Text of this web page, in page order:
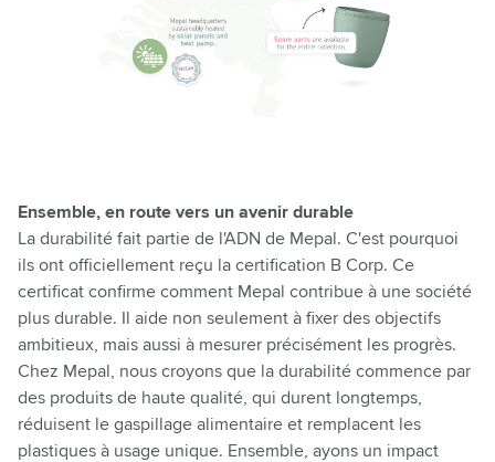
Ensemble, en route vers un avenir durable
La durabilité fait partie de l'ADN de Mepal. C'est pourquoi
ils ont officiellement reçu la certification B Corp. Ce
certificat confirme comment Mepal contribue à une société
plus durable. Il aide non seulement à fixer des objectifs
ambitieux, mais aussi à mesurer précisément les progrès.
Chez Mepal, nous croyons que la durabilité commence par
des produits de haute qualité, qui durent longtemps,
réduisent le gaspillage alimentaire et remplacent les
plastiques à usage unique. Ensemble, ayons un impact